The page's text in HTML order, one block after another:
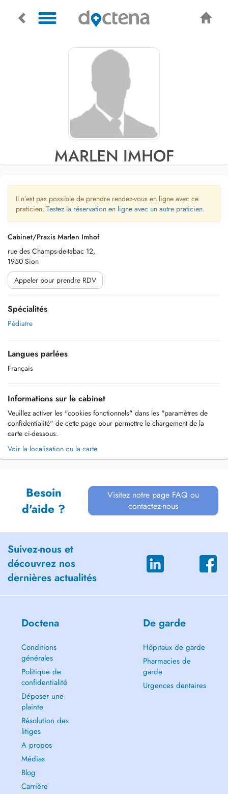
MARLEN IMHOF
Il n’est pas possible de prendre rendez-vous en ligne avec ce
praticien. Testez la réservation en ligne avec un autre praticien.
Cabinet/Praxis Marlen Imhof
rue des Champs-de-tabac 12,
1950 Sion
Appeler pour prendre RDV
Spécialités
Pédiatre
Langues parlées
Français
Informations sur le cabinet
Veuillez activer les "cookies fonctionnels" dans les "paramètres de
confidentialité" de cette page pour permettre le chargement de la
carte ci-dessous.
Voir la localisation ou la carte
Besoin
d'aide ?
Visitez notre page FAQ ou
contactez-nous
Suivez-nous et
découvrez nos
dernières actualités
Doctena
Conditions
générales
Politique de
confidentialité
Déposer une
plainte
Résolution des
litiges
A propos
Médias
Blog
Carrière
De garde
Hôpitaux de garde
Pharmacies de
garde
Urgences dentaires